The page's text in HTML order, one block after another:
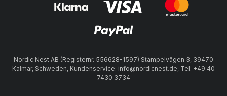
Nordic Nest AB (Registernr. 556628-1597) Stämpelvägen 3, 39470
Kalmar, Schweden, Kundenservice: info@nordicnest.de, Tel: +49 40
7430 3734